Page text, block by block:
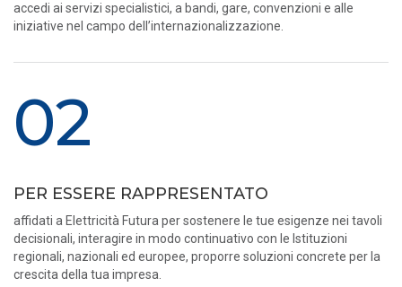
accedi ai servizi specialistici, a bandi, gare, convenzioni e alle
iniziative nel campo dell’internazionalizzazione.
02
PER ESSERE RAPPRESENTATO
affidati a Elettricità Futura per sostenere le tue esigenze nei tavoli
decisionali, interagire in modo continuativo con le Istituzioni
regionali, nazionali ed europee, proporre soluzioni concrete per la
crescita della tua impresa.